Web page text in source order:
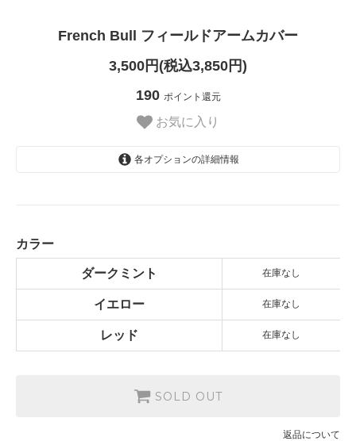
French Bull フィールドアームカバー
3,500円(税込3,850円)
190 ポイント還元
お気に入り
各オプションの詳細情報
カラー
ダークミント 在庫なし
イエロー 在庫なし
レッド 在庫なし
SOLD OUT
返品について